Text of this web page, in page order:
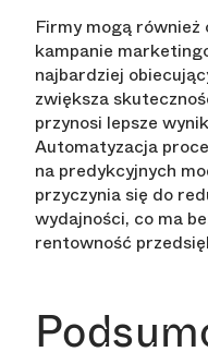
Firmy mogą
kampanie
najbardziej
zwiększa
przynosi lepsze
Automatyzacja
na predykcyjnych
przyczynia się do
wydajności, co ma
rentowność